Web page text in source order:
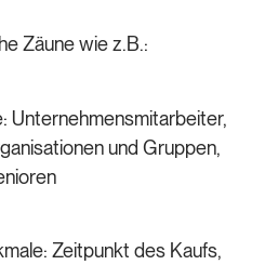
Zäune wie z.B.:
Unternehmensmitarbeiter,
und Gruppen,
Zeitpunkt des Kaufs,